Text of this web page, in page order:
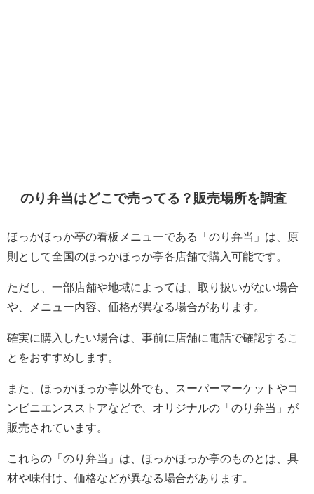
のり弁当はどこで売ってる？販売場所を調査
ほっかほっか亭の看板メニューである「のり弁当」は、原
則として全国のほっかほっか亭各店舗で購入可能です。
ただし、一部店舗や地域によっては、取り扱いがない場合
や、メニュー内容、価格が異なる場合があります。
確実に購入したい場合は、事前に店舗に電話で確認するこ
とをおすすめします。
また、ほっかほっか亭以外でも、スーパーマーケットやコ
ンビニエンスストアなどで、オリジナルの「のり弁当」が
販売されています。
これらの「のり弁当」は、ほっかほっか亭のものとは、具
材や味付け、価格などが異なる場合があります。